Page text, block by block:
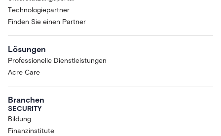
Technologiepartner
Finden Sie einen Partner
Lösungen
Professionelle Dienstleistungen
Acre Care
Branchen
SECURITY
Bildung
Finanzinstitute